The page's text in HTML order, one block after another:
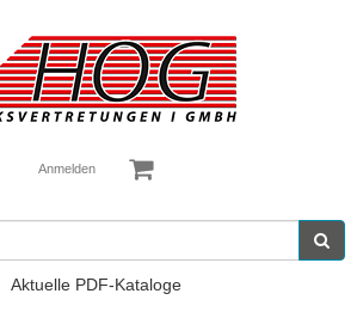
Anmelden
Aktuelle PDF-Kataloge